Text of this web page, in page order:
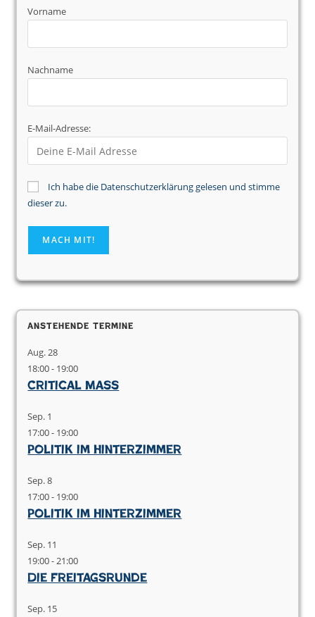
Vorname
Nachname
E-Mail-Adresse:
Ich habe die Datenschutzerklärung gelesen und stimme
dieser zu.
Anstehende Termine
Aug.28
18:00- 19:00
Critical Mass
Sep. 1
17:00- 19:00
Politik im Hinterzimmer
Sep.8
17:00- 19:00
Politik im Hinterzimmer
Sep. 11
19:00-21:00
Die Freitagsrunde
Sep. 15